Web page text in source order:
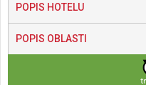
POPIS HOTELU
POPIS OBLASTI